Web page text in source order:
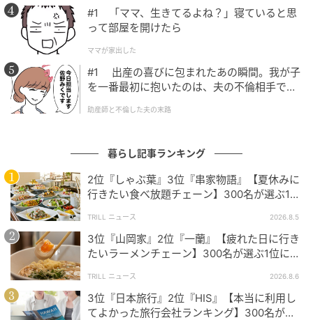
第1位：ルックプラス バスタブクレンジング
（91票）
そして第1位は、「 ルックプラス バスタブクレンジン
グ」でした。
最大の特徴は「シュッとスプレーをして少し待って流
られる、毎日の掃除がラクになったなど、そのシンプ
ルさが多くの方に支持されています。「スポンジでこ
すらなくても良い」「こすらずに汚れがちゃんと落ち
る」という実感を持って使われている様子も伝わって
きます。
スプレーして少し置いて流すだけでも汚れが落ちやすく、忙し
い日でも短時間で掃除を済ませやすいので。（57歳/女性）
#1 「ママ、生きてるよね？」寝ていると思
って部屋を開けたら
ママが家出した
#1 出産の喜びに包まれたあの瞬間。我が子
を一番最初に抱いたのは、夫の不倫相手でし
助産師と不倫した夫の末路
暮らし記事ランキング
2位『しゃぶ葉』3位『串家物語』【夏休みに
行きたい食べ放題チェーン】300名が選ぶ1位
TRILL ニュース 2026.8.5
3位『山岡家』2位『一蘭』【疲れた日に行き
たいラーメンチェーン】300名が選ぶ1位に
る」
TRILL ニュース 2026.8.6
3位『日本旅行』2位『HIS』【本当に利用し
てよかった旅行会社ランキング】300名が選